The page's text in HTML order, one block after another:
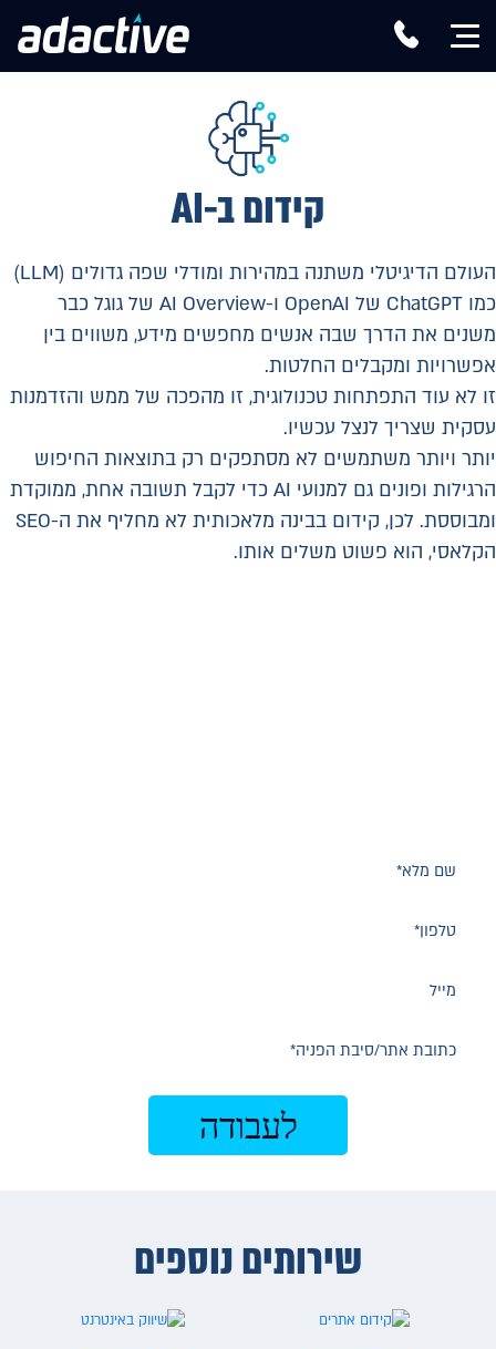
קידום ב-AI
העולם הדיגיטלי משתנה במהירות ומודלי שפה גדולים (LLM)
כמו ChatGPT של OpenAI ו-AI Overview של גוגל כבר
משנים את הדרך שבה אנשים מחפשים מידע, משווים בין
אפשרויות ומקבלים החלטות.
זו לא עוד התפתחות טכנולוגית, זו מהפכה של ממש והזדמנות
עסקית שצריך לנצל עכשיו.
יותר ויותר משתמשים לא מסתפקים רק בתוצאות החיפוש
הרגילות ופונים גם למנועי AI כדי לקבל תשובה אחת, ממוקדת
ומבוססת. לכן, קידום בבינה מלאכותית לא מחליף את ה-SEO
הקלאסי, הוא פשוט משלים אותו.
שירותים נוספים